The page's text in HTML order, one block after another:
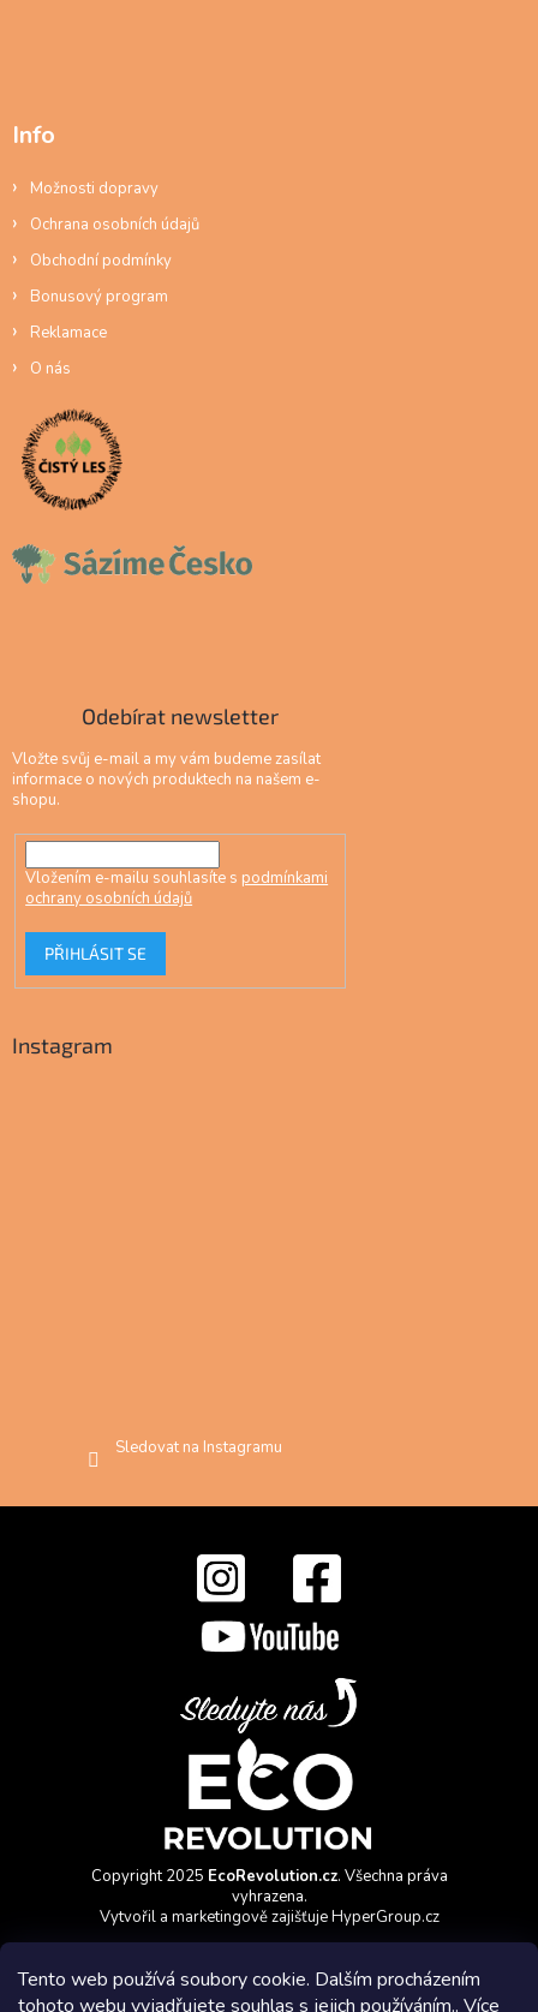
Tento web používá soubory cookie. Dalším procházením
tohoto webu vyjadřujete souhlas s jejich používáním.. Více
Info
Možnosti dopravy
Ochrana osobních údajů
Obchodní podmínky
Bonusový program
Reklamace
O nás
Odebírat newsletter
Vložte svůj e-mail a my vám budeme zasílat
informace o nových produktech na našem e-
shopu.
Vložením e-mailu souhlasíte s podmínkami
ochrany osobních údajů
PŘIHLÁSIT SE
Instagram
Sledovat na Instagramu
Copyright 2025 EcoRevolution.cz. Všechna práva
vyhrazena.
Vytvořil a marketingově zajišťujeHyperGroup.cz